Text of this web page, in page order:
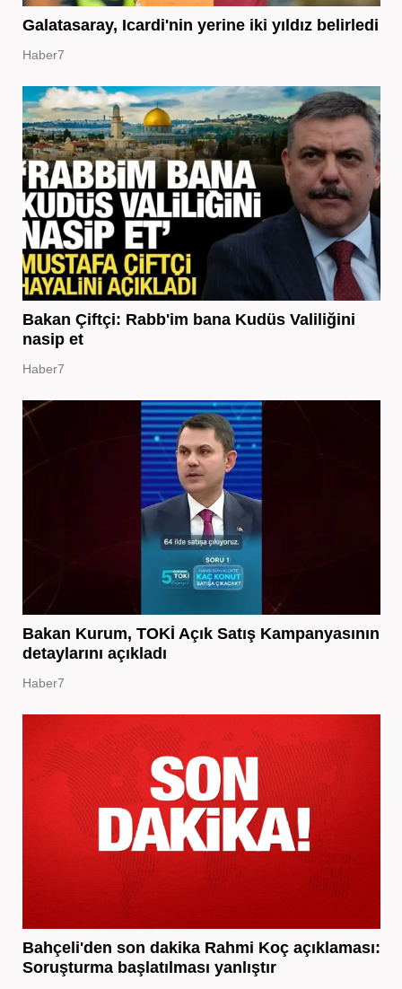
Galatasaray, Icardi'nin yerine iki yıldız belirledi
Haber7
Bakan Çiftçi: Rabb'im bana Kudüs Valiliğini
nasip et
Haber7
Bakan Kurum, TOKİ Açık Satış Kampanyasının
detaylarını açıkladı
Haber7
Bahçeli'den son dakika Rahmi Koç açıklaması:
Soruşturma başlatılması yanlıştır